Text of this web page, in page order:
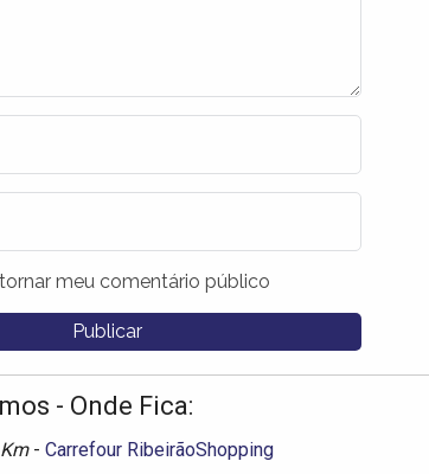
meu comentário público
- Onde Fica:
- Carrefour RibeirãoShopping